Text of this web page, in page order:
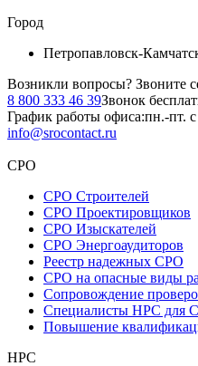
Город
Петропавловск-
Возникли вопросы? Звоните
8 800 333 46 39Звонок
График работы офиса:пн.-пт.
info@srocontact.ru
СРО
СРО Строителей
СРО Проектировщиков
СРО Изыскателей
СРО Энергоаудиторов
Реестр надежных СРО
СРО на опасные виды
Сопровождение
Специалисты НРС для
Повышение
НРС